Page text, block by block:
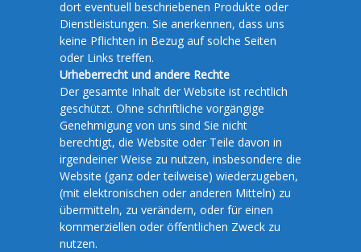
dort eventuell beschriebenen Produkte oder
Dienstleistungen. Sie anerkennen, dass uns
keine Pflichten in Bezug auf solche Seiten
oder Links treffen.
Urheberrecht und andere Rechte
Der gesamte Inhalt der Website ist rechtlich
geschützt. Ohne schriftliche vorgängige
Genehmigung von uns sind Sie nicht
berechtigt, die Website oder Teile davon in
irgendeiner Weise zu nutzen, insbesondere die
Website (ganz oder teilweise) wiederzugeben,
(mit elektronischen oder anderen Mitteln) zu
übermitteln, zu verändern, oder für einen
kommerziellen oder öffentlichen Zweck zu
nutzen.